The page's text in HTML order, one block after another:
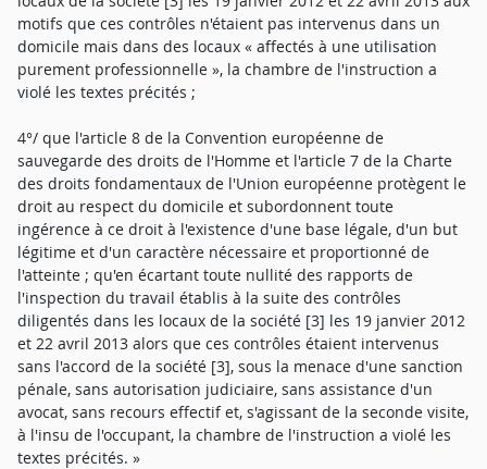
motifs que ces contrôles n'étaient pas intervenus dans un
domicile mais dans des locaux « affectés à une utilisation
purement professionnelle », la chambre de l'instruction a
violé les textes précités ;
4°/ que l'article 8 de la Convention européenne de
sauvegarde des droits de l'Homme et l'article 7 de la Charte
des droits fondamentaux de l'Union européenne protègent le
droit au respect du domicile et subordonnent toute
ingérence à ce droit à l'existence d'une base légale, d'un but
légitime et d'un caractère nécessaire et proportionné de
l'atteinte ; qu'en écartant toute nullité des rapports de
l'inspection du travail établis à la suite des contrôles
diligentés dans les locaux de la société [3] les 19 janvier 2012
et 22 avril 2013 alors que ces contrôles étaient intervenus
sans l'accord de la société [3], sous la menace d'une sanction
pénale, sans autorisation judiciaire, sans assistance d'un
avocat, sans recours effectif et, s'agissant de la seconde visite,
à l'insu de l'occupant, la chambre de l'instruction a violé les
textes précités. »